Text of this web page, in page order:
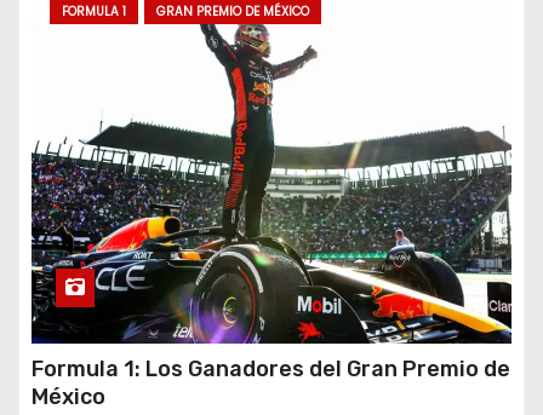
FORMULA 1 GRAN PREMIO DE MÉXICO
Formula 1: Los Ganadores del Gran Premio de
México